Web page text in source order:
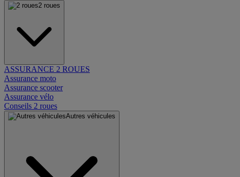
2 roues
ASSURANCE 2 ROUES
Assurance moto
Assurance scooter
Assurance vélo
Conseils 2 roues
Autres véhicules